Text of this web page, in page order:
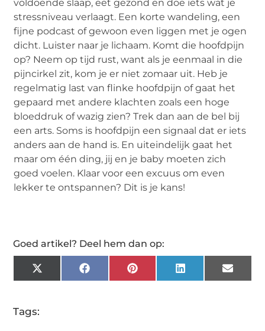
voldoende slaap, eet gezond en doe iets wat je
stressniveau verlaagt. Een korte wandeling, een
fijne podcast of gewoon even liggen met je ogen
dicht. Luister naar je lichaam. Komt die hoofdpijn
op? Neem op tijd rust, want als je eenmaal in die
pijncirkel zit, kom je er niet zomaar uit. Heb je
regelmatig last van flinke hoofdpijn of gaat het
gepaard met andere klachten zoals een hoge
bloeddruk of wazig zien? Trek dan aan de bel bij
een arts. Soms is hoofdpijn een signaal dat er iets
anders aan de hand is. En uiteindelijk gaat het
maar om één ding, jij en je baby moeten zich
goed voelen. Klaar voor een excuus om even
lekker te ontspannen? Dit is je kans!
Goed artikel? Deel hem dan op:
X
(Twitter)
FacebookPinterestLinkedInEmail
Tags: